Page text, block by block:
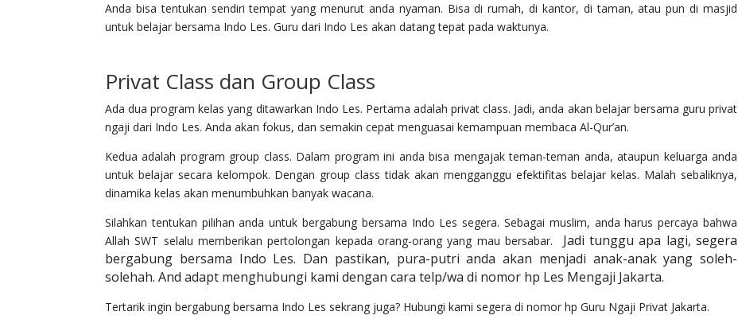
Anda bisa tentukan sendiri tempat yang menurut anda nyaman. Bisa di rumah, di kantor, di taman, atau pun di masjid
untuk belajar bersama Indo Les. Guru dari Indo Les akan datang tepat pada waktunya.
Privat Class dan Group Class
Ada dua program kelas yang ditawarkan Indo Les. Pertama adalah privat class. Jadi, anda akan belajar bersama guru privat
ngaji dari Indo Les. Anda akan fokus, dan semakin cepat menguasai kemampuan membaca Al-Qur’an.
Kedua adalah program group class. Dalam program ini anda bisa mengajak teman-teman anda, ataupun keluarga anda
untuk belajar secara kelompok. Dengan group class tidak akan mengganggu efektifitas belajar kelas. Malah sebaliknya,
dinamika kelas akan menumbuhkan banyak wacana.
Silahkan tentukan pilihan anda untuk bergabung bersama Indo Les segera. Sebagai muslim, anda harus percaya bahwa
Allah SWT selalu memberikan pertolongan kepada orang-orang yang mau bersabar. Jadi tunggu apa lagi, segera
bergabung bersama Indo Les. Dan pastikan, pura-putri anda akan menjadi anak-anak yang soleh-
solehah. And adapt menghubungi kami dengan cara telp/wa di nomor hp Les Mengaji Jakarta.
Tertarik ingin bergabung bersama Indo Les sekrang juga? Hubungi kami segera di nomor hp Guru Ngaji Privat Jakarta.